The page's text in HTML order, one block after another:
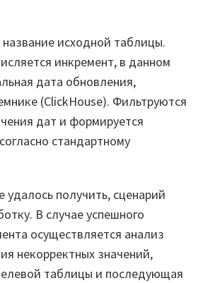
исходной таблицы.
инкремент, в данном
дата обновления,
(ClickHouse). Фильтруются
дат и формируется
стандартному
удалось получить, сценарий
В случае успешного
осуществляется анализ
некорректных значений,
таблицы и последующая